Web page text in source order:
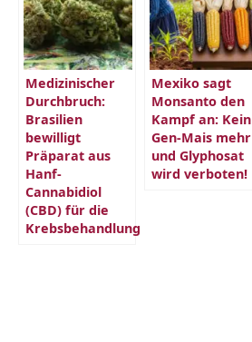
Medizinischer
Durchbruch:
Brasilien
bewilligt
Präparat aus
Hanf-
Cannabidiol
(CBD) für die
Krebsbehandlung
Mexiko sagt
Monsanto den
Kampf an: Kein
Gen-Mais mehr
und Glyphosat
wird verboten!